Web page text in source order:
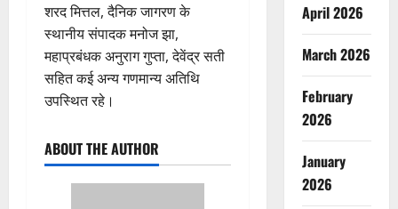
शरद मित्तल, दैनिक जागरण के
स्थानीय संपादक मनोज झा,
महाप्रबंधक अनुराग गुप्ता, देवेंद्र सती
सहित कई अन्य गणमान्य अतिथि
उपस्थित रहे।
ABOUT THE AUTHOR
April 2026
March 2026
February
2026
January
2026